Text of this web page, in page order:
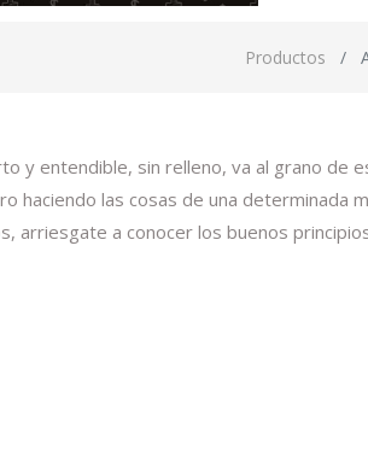
Productos
y entendible, sin relleno, va al grano
haciendo las cosas de una
arriesgate a conocer los buenos